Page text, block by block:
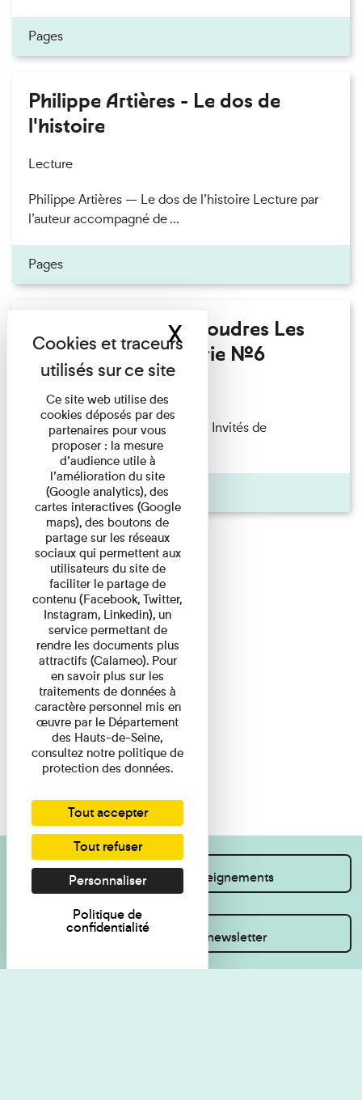
Pages
Philippe Artières - Le dos de
l'histoire
Lecture
Philippe Artières — Le dos de l’histoire Lecture par
l’auteur accompagné de ...
Pages
Fanny Taillandier - Foudres Les
Invités de l’Imprimerie n°6
Lecture
Fanny Taillandier – Foudres Les Invités de
l’Imprimerie n°6 Lecture ...
Pages
Je souhaite des renseignements
Inscrivez-vous à la newsletter
Ce site web utilise des
cookies déposés par des
partenaires pour vous
proposer : la mesure
d’audience utile à
l’amélioration du site
(Google analytics), des
cartes interactives (Google
maps), des boutons de
partage sur les réseaux
sociaux qui permettent aux
utilisateurs du site de
faciliter le partage de
contenu (Facebook, Twitter,
Instagram, Linkedin), un
service permettant de
rendre les documents plus
attractifs (Calameo). Pour
en savoir plus sur les
traitements de données à
caractère personnel mis en
œuvre par le Département
des Hauts-de-Seine,
consultez notre politique de
protection des données.
Tout accepter
Tout refuser
Personnaliser
Politique de
confidentialité
XMasquer le